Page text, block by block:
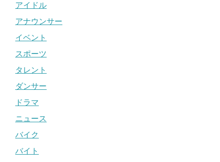
アイドル
アナウンサー
イベント
スポーツ
タレント
ダンサー
ドラマ
ニュース
バイク
バイト